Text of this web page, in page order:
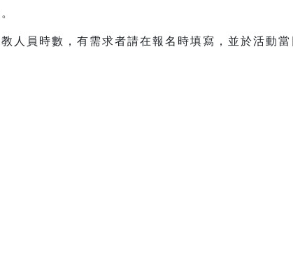
人員時數，有需求者請在報名時填寫，並於活動當